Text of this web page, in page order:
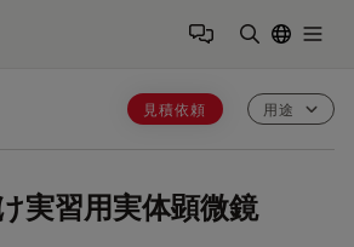
Logo
見積依頼 用途
実習用実体顕微鏡